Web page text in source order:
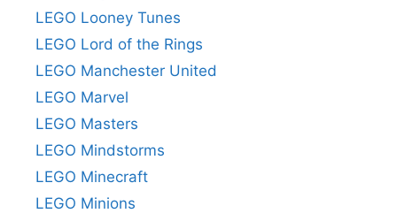
LEGO Looney Tunes
LEGO Lord of the Rings
LEGO Manchester United
LEGO Marvel
LEGO Masters
LEGO Mindstorms
LEGO Minecraft
LEGO Minions